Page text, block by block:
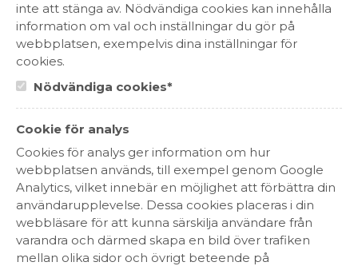
Cruse Blanc de Blanc Brut
89 kr
MOUSSERANDE
FRANKRIKE
inte att stänga av. Nödvändiga cookies kan innehålla
information om val och inställningar du gör på
webbplatsen, exempelvis dina inställningar för
cookies.
Nödvändiga cookies*
Cookie för analys
Cookies för analys ger information om hur
webbplatsen används, till exempel genom Google
Analytics, vilket innebär en möjlighet att förbättra din
användarupplevelse. Dessa cookies placeras i din
webbläsare för att kunna särskilja användare från
varandra och därmed skapa en bild över trafiken
mellan olika sidor och övrigt beteende på